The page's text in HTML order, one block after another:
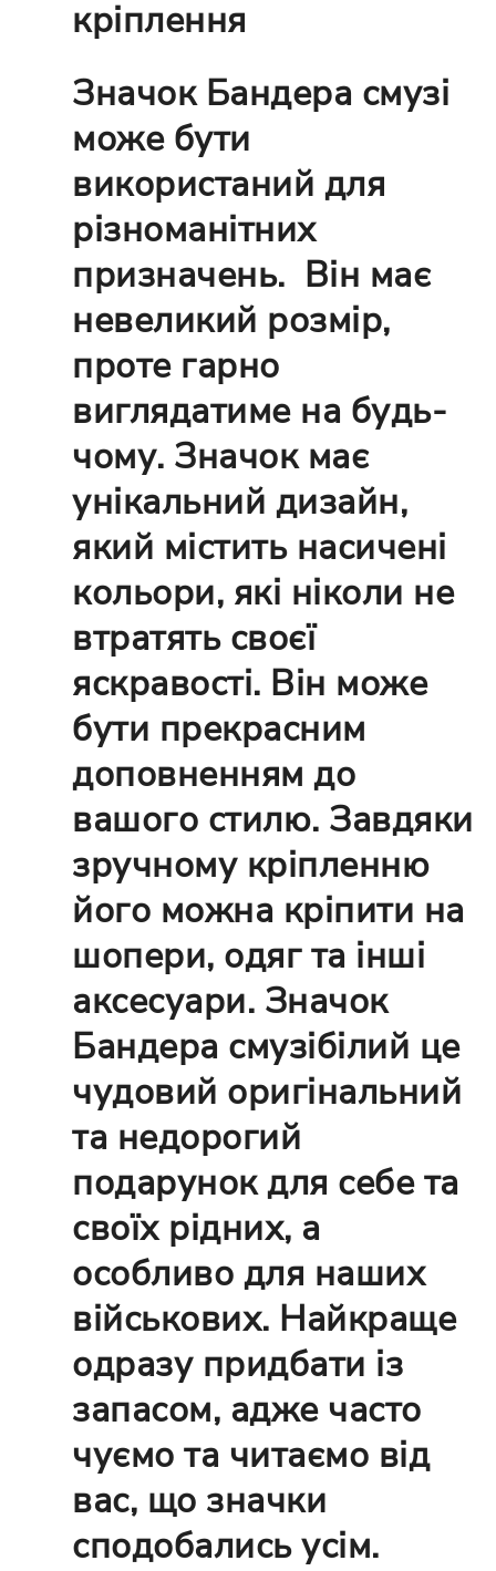
кріплення
Значок Бандера смузі
може бути
використаний для
різноманітних
призначень. Він має
невеликий розмір,
проте гарно
виглядатиме на будь-
чому. Значок має
унікальний дизайн,
який містить насичені
кольори, які ніколи не
втратять своєї
яскравості. Він може
бути прекрасним
доповненням до
вашого стилю. Завдяки
зручному кріпленню
його можна кріпити на
шопери, одяг та інші
аксесуари. Значок
Бандера смузібілий це
чудовий оригінальний
та недорогий
подарунок для себе та
своїх рідних, а
особливо для наших
військових. Найкраще
одразу придбати із
запасом, адже часто
чуємо та читаємо від
вас, що значки
сподобались усім.